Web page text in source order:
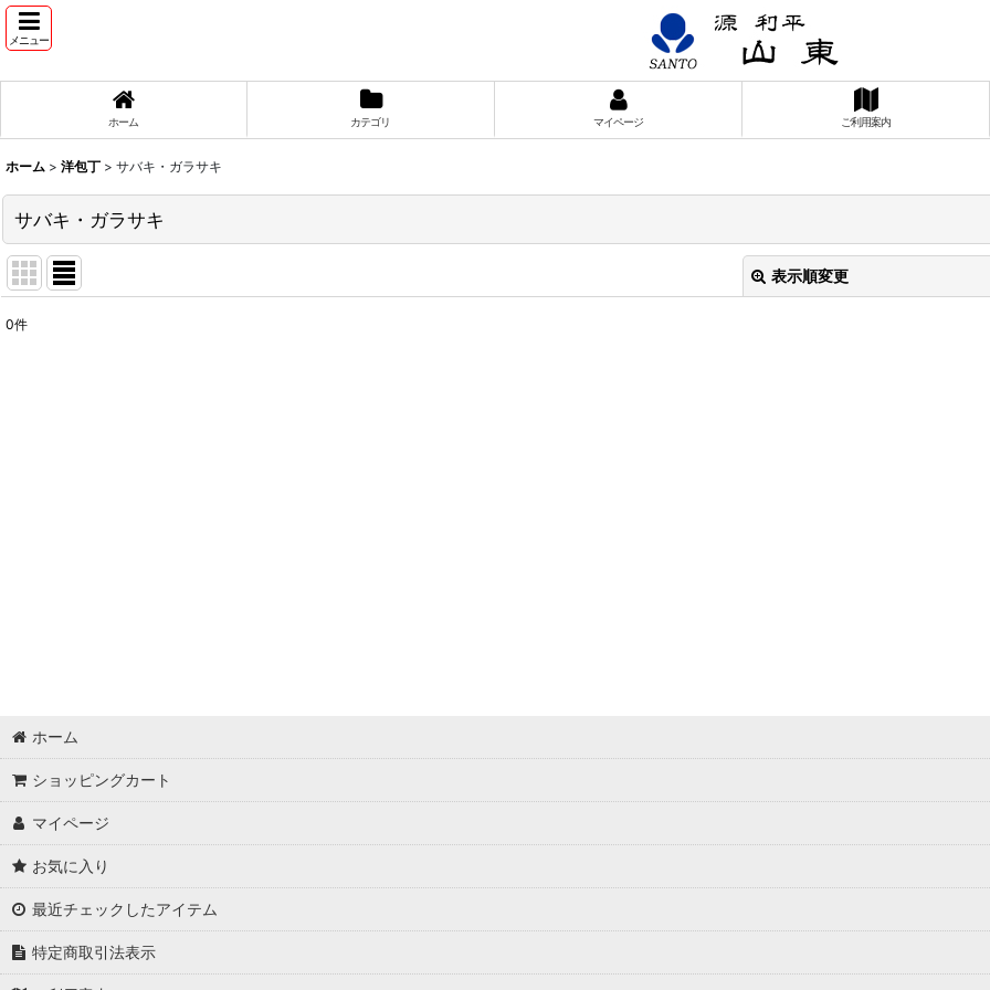
メニュー
ホーム カテゴリ マイページ ご利用案内
ホーム > 洋包丁 > サバキ・ガラサキ
サバキ・ガラサキ
表示順変更
0件
ホーム
ショッピングカート
マイページ
お気に入り
最近チェックしたアイテム
特定商取引法表示